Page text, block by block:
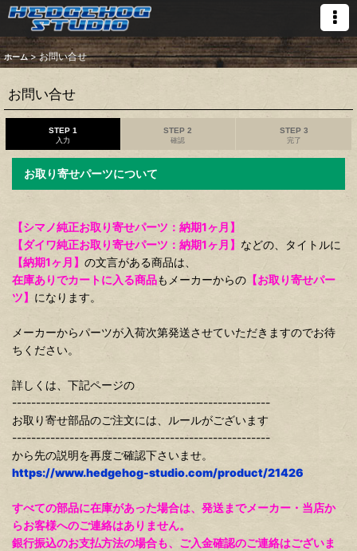
ホーム > お問い合せ
お問い合せ
STEP 1
入力
STEP 2
確認
STEP 3
完了
お取り寄せパーツについて
【シマノ純正お取り寄せパーツ：納期1ヶ月】
【ダイワ純正お取り寄せパーツ：納期1ヶ月】 などの、タイトルに
【納期1ヶ月】 の文言がある商品は、
在庫ありでカートに入る商品もメーカーからの 【お取り寄せパー
ツ】 になります。
メーカーからパーツが入荷次第発送させていただきますのでお待
ちください。
詳しくは、下記ページの
------------------------------------------------------
お取り寄せ部品のご注文には、ルールがございます
------------------------------------------------------
から先の説明を再度ご確認下さいませ。
https://www.hedgehog-studio.com/product/21426
すべての部品に在庫があった場合は、発送までメーカー・当店か
らお客様へのご連絡はありません。
銀行振込のお支払方法の場合も、ご入金確認のご連絡はございま